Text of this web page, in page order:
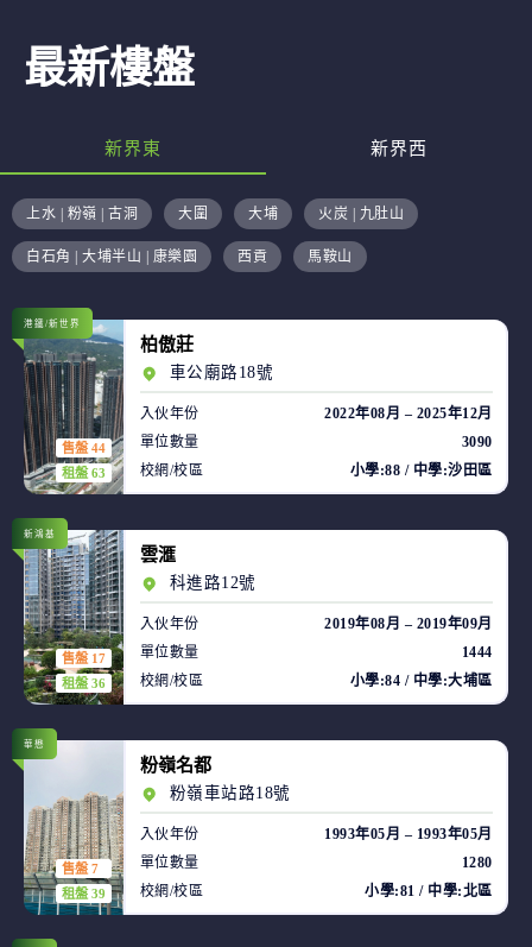
最新樓盤
新界東 新界西
上水 | 粉嶺 | 古洞 大圍 大埔 火炭 | 九肚山
白石角 | 大埔半山 | 康樂園 西貢 馬鞍山
售盤 44
租盤 63
港鐵/新世界
柏傲莊
車公廟路18號
入伙年份
2022年08月 – 2025年12月
單位數量
3090
校網/校區
小學:88 / 中學:沙田區
售盤 17
租盤 36
新鴻基
雲滙
科進路12號
入伙年份
2019年08月 – 2019年09月
單位數量
1444
校網/校區
小學:84 / 中學:大埔區
售盤 7
租盤 39
華懋
粉嶺名都
粉嶺車站路18號
入伙年份
1993年05月 – 1993年05月
單位數量
1280
校網/校區
小學:81 / 中學:北區